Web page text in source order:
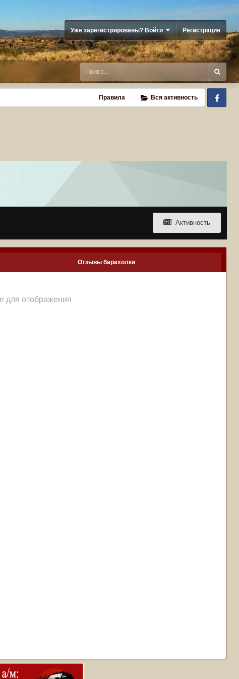
Уже зарегистрированы? Войти Регистрация
Правила Вся активность
Активность
Отзывы барахолки
для отображения